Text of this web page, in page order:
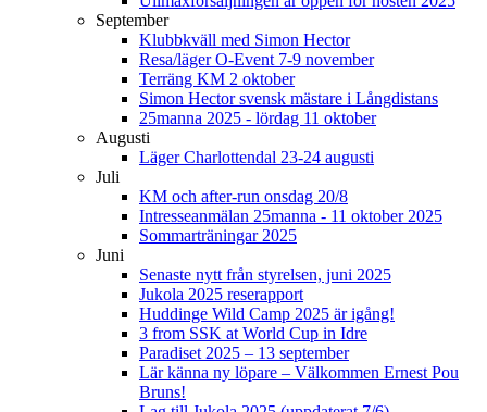
September
Klubbkväll med Simon Hector
Resa/läger O-Event 7-9 november
Terräng KM 2 oktober
Simon Hector svensk mästare i Långdistans
25manna 2025 - lördag 11 oktober
Augusti
Läger Charlottendal 23-24 augusti
Juli
KM och after-run onsdag 20/8
Intresseanmälan 25manna - 11 oktober 2025
Sommarträningar 2025
Juni
Senaste nytt från styrelsen, juni 2025
Jukola 2025 reserapport
Huddinge Wild Camp 2025 är igång!
3 from SSK at World Cup in Idre
Paradiset 2025 – 13 september
Lär känna ny löpare – Välkommen Ernest Pou
Bruns!